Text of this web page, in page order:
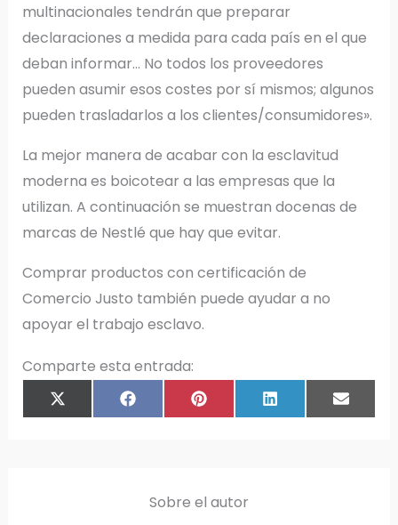
multinacionales tendrán que preparar
declaraciones a medida para cada país en el que
deban informar… No todos los proveedores
pueden asumir esos costes por sí mismos; algunos
pueden trasladarlos a los clientes/consumidores».
La mejor manera de acabar con la esclavitud
moderna es boicotear a las empresas que la
utilizan. A continuación se muestran docenas de
marcas de Nestlé que hay que evitar.
Comprar productos con certificación de
Comercio Justo también puede ayudar a no
apoyar el trabajo esclavo.
Comparte esta entrada:
COMPARTIR
EN
X
T
COMPARTIR
F
C
COMPARTIR
P
N
COMPARTIR
EN
L
N
E
A
Sobre el autor